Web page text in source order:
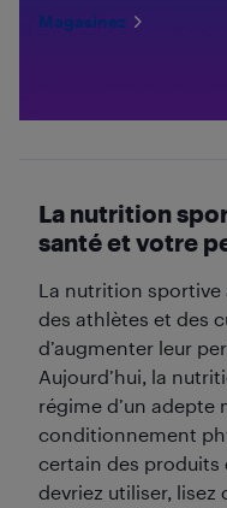
Magasinez
La nutrition
santé et votre
La nutrition
des athlètes et des
d’augmenter leur
Aujourd’hui, la
régime d’un adepte
conditionnement
certain des produits
devriez utiliser, lisez